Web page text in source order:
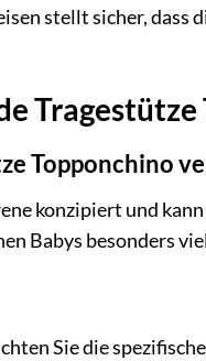
stellt sicher, dass
Topponchino
konzipiert und
Babys besonders
Sie die